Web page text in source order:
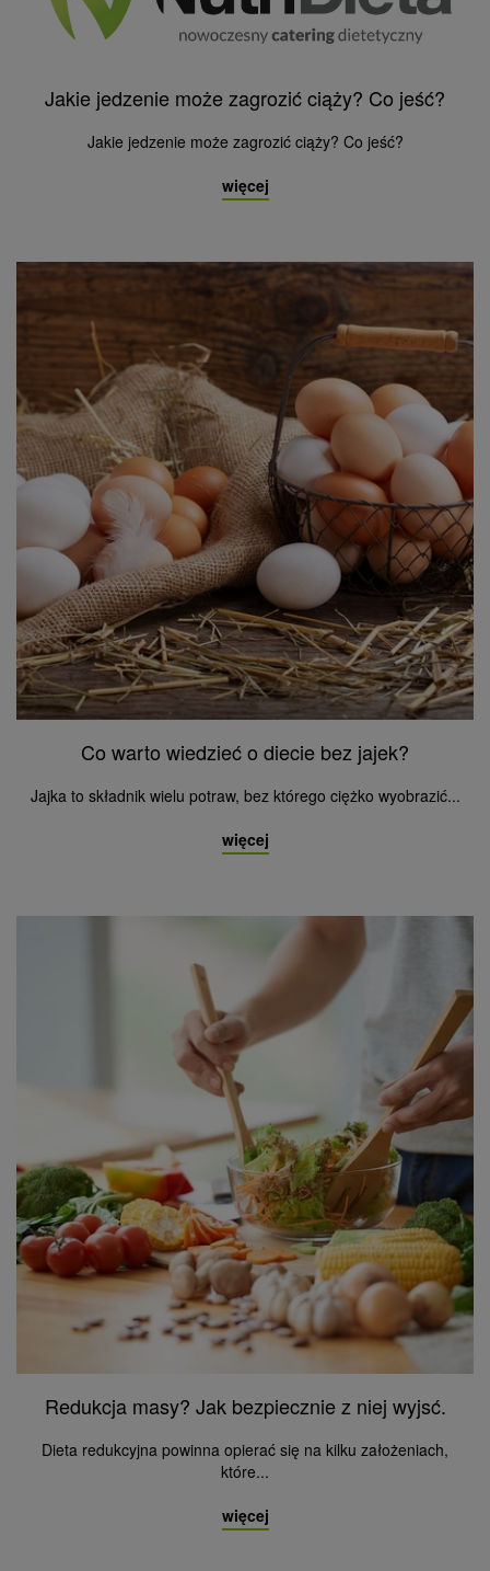
Jakie jedzenie może zagrozić ciąży? Co jeść?
Jakie jedzenie może zagrozić ciąży? Co jeść?
więcej
Co warto wiedzieć o diecie bez jajek?
Jajka to składnik wielu potraw, bez którego ciężko wyobrazić...
więcej
Redukcja masy? Jak bezpiecznie z niej wyjsć.
Dieta redukcyjna powinna opierać się na kilku założeniach,
które...
więcej